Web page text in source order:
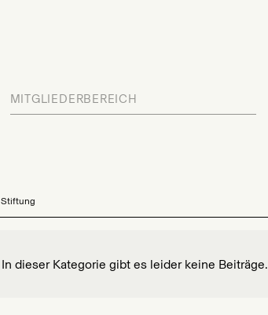
MITGLIEDERBEREICH
Stiftung
In dieser Kategorie gibt es leider keine Beiträge.